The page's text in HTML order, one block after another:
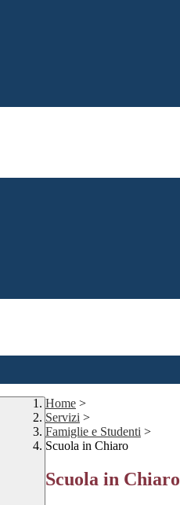
Home >
Servizi >
Famiglie e Studenti >
Scuola in Chiaro
Scuola in Chiaro